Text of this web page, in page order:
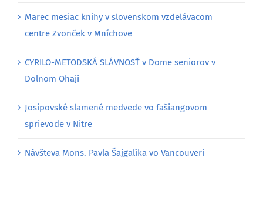
Marec mesiac knihy v slovenskom vzdelávacom
centre Zvonček v Mníchove
CYRILO-METODSKÁ SLÁVNOSŤ v Dome seniorov v
Dolnom Ohaji
Josipovské slamené medvede vo fašiangovom
sprievode v Nitre
Návšteva Mons. Pavla Šajgalíka vo Vancouveri